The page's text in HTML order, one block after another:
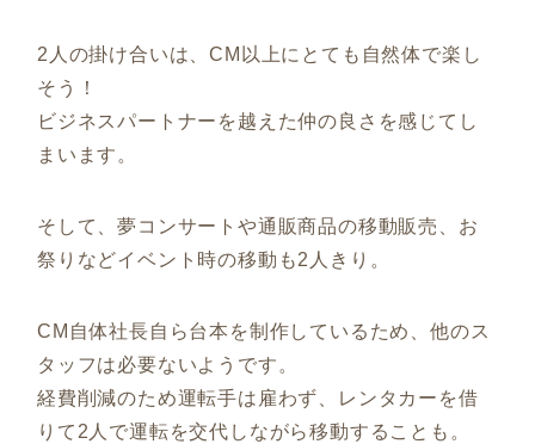
2人の掛け合いは、CM以上にとても自然体で楽し
そう！
ビジネスパートナーを越えた仲の良さを感じてし
まいます。
そして、夢コンサートや通販商品の移動販売、お
祭りなどイベント時の移動も2人きり。
CM自体社長自ら台本を制作しているため、他のス
タッフは必要ないようです。
経費削減のため運転手は雇わず、レンタカーを借
りて2人で運転を交代しながら移動することも。